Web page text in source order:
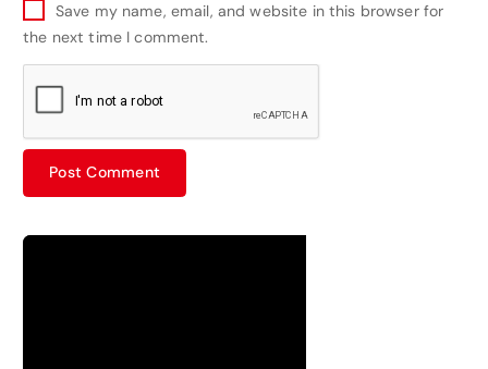
Save my name, email, and website in this browser for
the next time I comment.